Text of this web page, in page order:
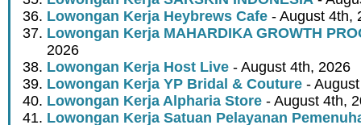
Lowongan Kerja Heybrews Cafe - August 4th,
Lowongan Kerja MAHARDIKA GROWTH
2026
Lowongan Kerja Host Live - August 4th, 2026
Lowongan Kerja YP Bridal & Couture -
Lowongan Kerja Alpharia Store - August 4th,
Lowongan Kerja Satuan Pelayanan